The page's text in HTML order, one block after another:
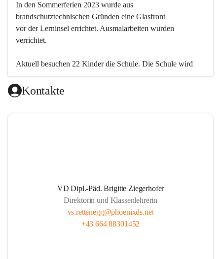
In den Sommerferien 2023 wurde aus
brandschutztechnischen Gründen eine Glasfront
vor der Lerninsel errichtet. Ausmalarbeiten wurden
verrichtet.
Aktuell besuchen 22 Kinder die Schule. Die Schule wird
einklassig geführt.
Kontakte
VD Dipl.-Päd. Brigitte Ziegerhofer
Direktorin und Klassenlehrerin
vs.rettenegg@phoenixds.net
+43 664 88301452